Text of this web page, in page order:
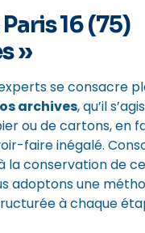
16 (75)
»
se consacre
archives, qu’il
ou de cartons, en
faire inégalé.
la conservation de
adoptons une
à chaque